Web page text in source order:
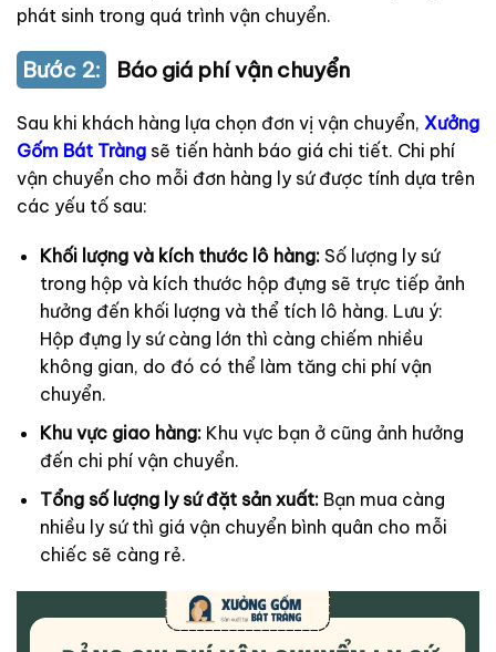
phát sinh trong quá trình vận chuyển.
Bước 2: Báo giá phí vận chuyển
Sau khi khách hàng lựa chọn đơn vị vận chuyển, Xưởng
Gốm Bát Tràng sẽ tiến hành báo giá chi tiết. Chi phí
vận chuyển cho mỗi đơn hàng ly sứ được tính dựa trên
các yếu tố sau:
Khối lượng và kích thước lô hàng:Số lượng ly sứ
trong hộp và kích thước hộp đựng sẽ trực tiếp ảnh
hưởng đến khối lượng và thể tích lô hàng. Lưu ý:
Hộp đựng ly sứ càng lớn thì càng chiếm nhiều
không gian, do đó có thể làm tăng chi phí vận
chuyển.
Khu vực giao hàng:Khu vực bạn ở cũng ảnh hưởng
đến chi phí vận chuyển.
Tổng số lượng ly sứ đặt sản xuất:Bạn mua càng
nhiều ly sứ thì giá vận chuyển bình quân cho mỗi
chiếc sẽ càng rẻ.